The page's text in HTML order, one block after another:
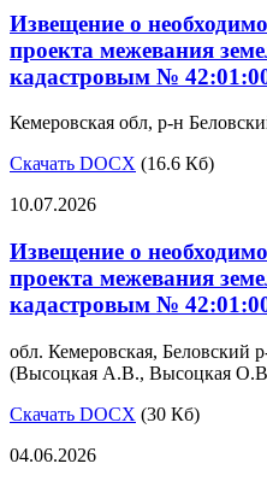
Извещение о
проекта межевания
кадастровым №
Кемеровская обл, р-н
Скачать DOCX (16.6 Кб)
10.07.2026
Извещение о
проекта межевания
кадастровым №
обл. Кемеровская, Беловский
(Высоцкая А.В., Высоцкая
Скачать DOCX (30 Кб)
04.06.2026